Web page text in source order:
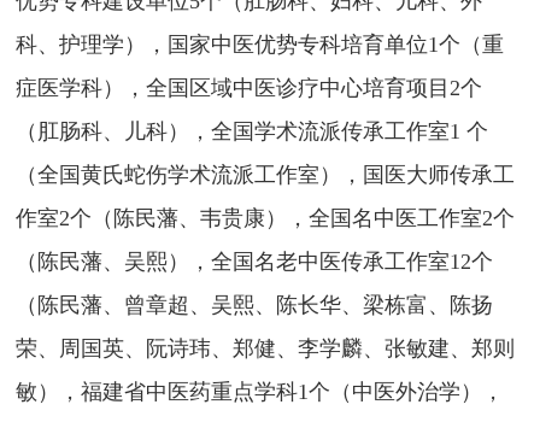
科、护理学），国家中医优势专科培育单位1个（重
症医学科），全国区域中医诊疗中心培育项目2个
（肛肠科、儿科），全国学术流派传承工作室1 个
（全国黄氏蛇伤学术流派工作室），国医大师传承工
作室2个（陈民藩、韦贵康 ），全国名中医工作室2个
（陈民藩、吴熙），全国名老中医传承工作室12个
（陈民藩、曾章超、吴熙、陈长华、梁栋富、陈扬
荣、周国英、阮诗玮、郑健、李学麟、张敏建、郑则
敏），福建省中医药重点学科1个（中医外治学），